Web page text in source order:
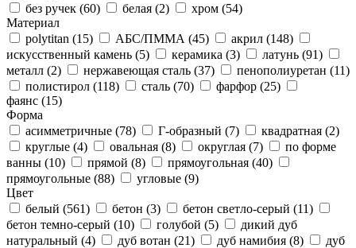
без ручек (60) белая (2) хром (54)
Материал
polytitan (15) АБС/ПММА (45) акрил (148)
искусственный камень (5) керамика (3) латунь (91)
металл (2) нержавеющая сталь (37) пенополиуретан (11)
полистирол (118) сталь (70) фарфор (25)
фаянс (15)
Форма
асимметричные (78) Г-образный (7) квадратная (2)
круглые (4) овальная (8) округлая (7)
по форме
ванны (10) прямой (8) прямоугольная (40)
прямоугольные (88) угловые (9)
Цвет
белый (561) бетон (3) бетон светло-серый (11)
бетон темно-серый (10) голубой (5)
дикий дуб
натуральный (4) дуб вотан (21) дуб намибия (8)
дуб